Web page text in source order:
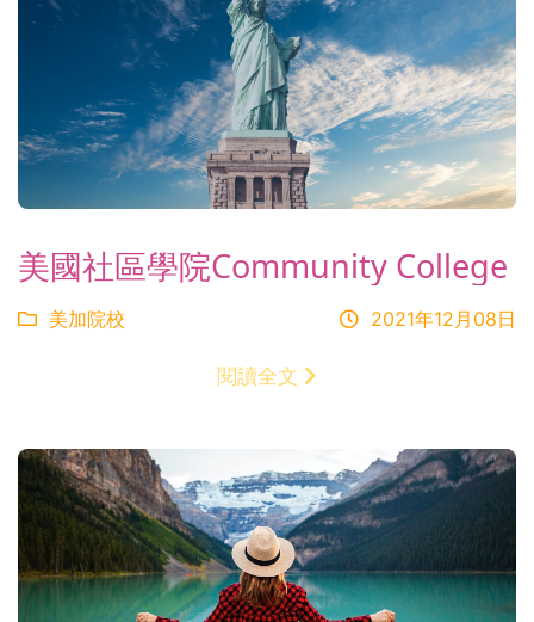
美國社區學院Community College
美加院校 2021年12月08日
閱讀全文